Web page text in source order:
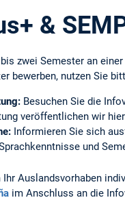
&
zwei Semester an
bewerben, nutzen Sie
Besuchen Sie die
veröffentlichen wir
Informieren Sie sich
und
Ihr Auslandsvorhaben
im Anschluss an die